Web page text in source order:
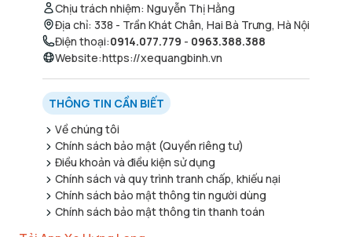
Chịu trách nhiệm: Nguyễn Thị Hằng
Địa chỉ: 338 - Trần Khát Chân, Hai Bà Trưng, Hà Nội
Điện thoại:0914.077.779 - 0963.388.388
Website:https://xequangbinh.vn
THÔNG TIN CẦN BIẾT
Về chúng tôi
Chính sách bảo mật (Quyền riêng tư)
Điều khoản và điều kiện sử dụng
Chính sách và quy trình tranh chấp, khiếu nại
Chính sách bảo mật thông tin người dùng
Chính sách bảo mật thông tin thanh toán